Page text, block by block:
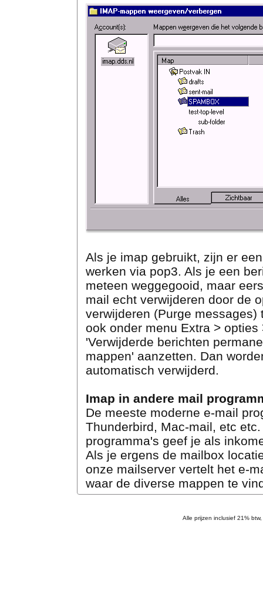
Als je imap gebruikt, zijn er
werken via pop3. Als je een
meteen weggegooid, maar
mail echt verwijderen door de
verwijderen (Purge
ook onder menu Extra >
'Verwijderde berichten
mappen' aanzetten. Dan
automatisch verwijderd.
Imap in andere mail
De meeste moderne e-mail
Thunderbird, Mac-mail, etc
programma's geef je als
Als je ergens de mailbox
onze mailserver vertelt het e-
waar de diverse mappen te
Alle prijzen inclusief 21% btw,